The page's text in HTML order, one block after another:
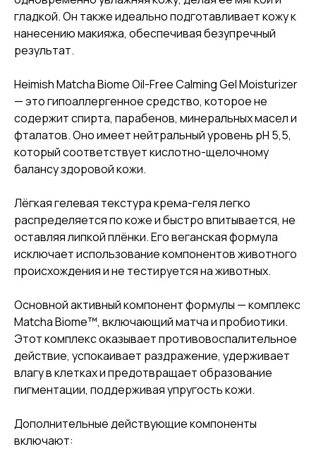
гладкой. Он также идеально подготавливает кожу к
нанесению макияжа, обеспечивая безупречный
результат.
Heimish Matcha Biome Oil-Free Calming Gel Moisturizer
— это гипоаллергенное средство, которое не
содержит спирта, парабенов, минеральных масел и
фталатов. Оно имеет нейтральный уровень pH 5,5,
который соответствует кислотно-щелочному
балансу здоровой кожи.
Лёгкая гелевая текстура крема-геля легко
распределяется по коже и быстро впитывается, не
оставляя липкой плёнки. Его веганская формула
исключает использование компонентов животного
происхождения и не тестируется на животных.
Основной активный компонент формулы — комплекс
Matcha Biome™, включающий матча и пробиотики.
Этот комплекс оказывает противовоспалительное
действие, успокаивает раздражение, удерживает
влагу в клетках и предотвращает образование
пигментации, поддерживая упругость кожи.
Дополнительные действующие компоненты
включают: